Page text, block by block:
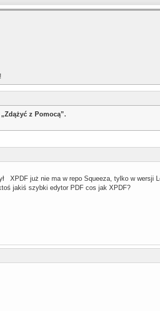
z Pomocą”.
XPDF już nie ma w repo Squeeza, tylko w wersji
jakiś szybki edytor PDF cos jak XPDF?